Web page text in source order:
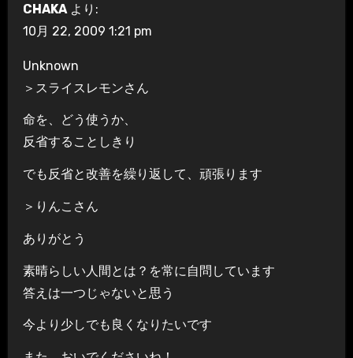
CHAKA より:
10月 22, 2009 1:21 pm
Unknown
＞スライスレモンさん
命を、どう使うか、
反省することしきり
でも反省と改善を繰り返して、頑張ります
＞りんこさん
ありがとう
素晴らしい人間とは？を常に自問しています
答えは一つじゃないと思う
今より少しでも良くなりたいです